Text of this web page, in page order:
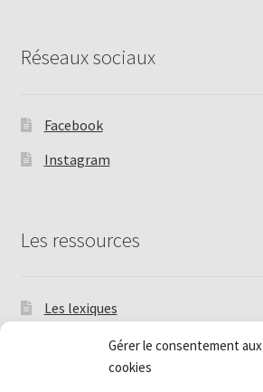
Gérer le consentement aux
cookies
Réseaux sociaux
Facebook
Instagram
Les ressources
Les lexiques
Les Tutoriels
Livres et périodiques anciens